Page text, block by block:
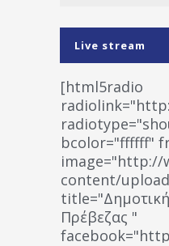
Live stream
[html5radio
bcolor="ffffff"
image="http://
content/
Πρέβεζας "